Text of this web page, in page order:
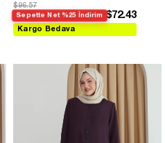
$96.57
Sepette Net %25 İndirim $72.43
Kargo Bedava